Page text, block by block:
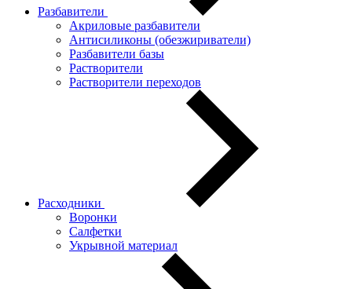
Разбавители
Акриловые разбавители
Антисиликоны (обезжириватели)
Разбавители базы
Растворители
Растворители переходов
Расходники
Воронки
Салфетки
Укрывной материал